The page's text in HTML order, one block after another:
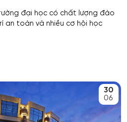
đại học có chất lượng đào
an toàn và nhiều cơ hội học
30
06